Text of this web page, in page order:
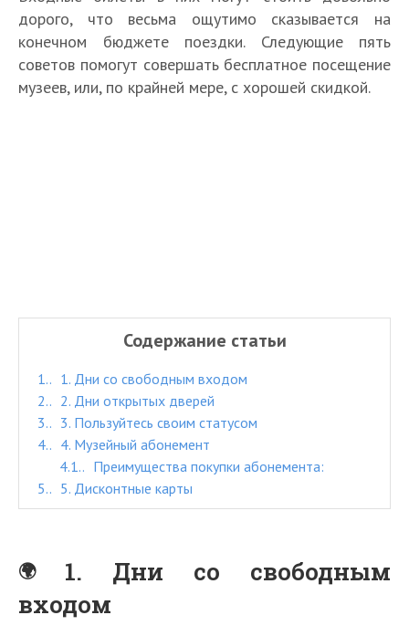
дорого, что весьма ощутимо сказывается на
конечном бюджете поездки. Следующие пять
советов помогут совершать бесплатное посещение
музеев, или, по крайней мере, с хорошей скидкой.
Содержание статьи
1.
1. Дни со свободным входом
2.
2. Дни открытых дверей
3.
3. Пользуйтесь своим статусом
4.
4. Музейный абонемент
4.1.
Преимущества покупки абонемента:
5.
5. Дисконтные карты
1. Дни со свободным
входом